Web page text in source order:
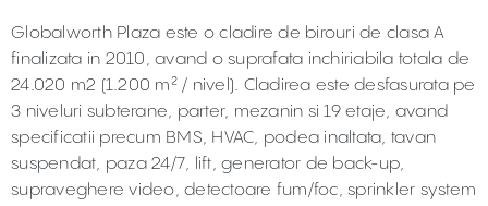
Globalworth Plaza este o cladire de birouri de clasa A
finalizata in 2010, avand o suprafata inchiriabila totala de
24.020 m2 (1.200 m² / nivel). Cladirea este desfasurata pe
3 niveluri subterane, parter, mezanin si 19 etaje, avand
specificatii precum BMS, HVAC, podea inaltata, tavan
suspendat, paza 24/7, lift, generator de back-up,
supraveghere video, detectoare fum/foc, sprinkler system